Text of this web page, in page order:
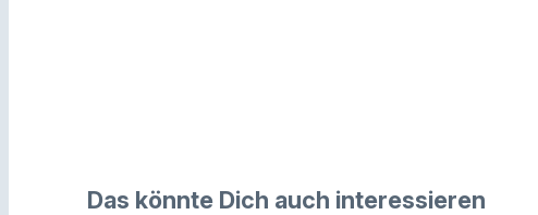
Das könnte Dich auch interessieren